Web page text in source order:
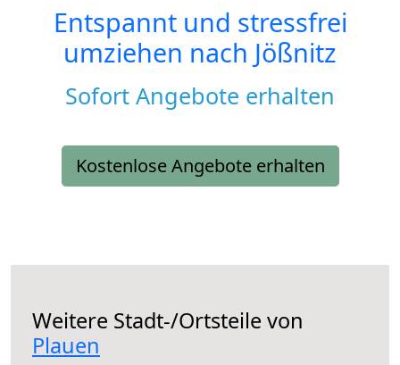
Entspannt und stressfrei
umziehen nach Jößnitz
Sofort Angebote erhalten
Kostenlose Angebote erhalten
Weitere Stadt-/Ortsteile von
Plauen